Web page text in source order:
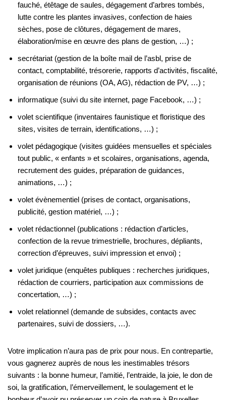
fauché, étêtage de saules, dégagement d’arbres tombés,
lutte contre les plantes invasives, confection de haies
sèches, pose de clôtures, dégagement de mares,
élaboration/mise en œuvre des plans de gestion, …) ;
secrétariat (gestion de la boîte mail de l’asbl, prise de
contact, comptabilité, trésorerie, rapports d’activités, fiscalité,
organisation de réunions (OA, AG), rédaction de PV, …) ;
informatique (suivi du site internet, page Facebook, …) ;
volet scientifique (inventaires faunistique et floristique des
sites, visites de terrain, identifications, …) ;
volet pédagogique (visites guidées mensuelles et spéciales
tout public, « enfants » et scolaires, organisations, agenda,
recrutement des guides, préparation de guidances,
animations, …) ;
volet évènementiel (prises de contact, organisations,
publicité, gestion matériel, …) ;
volet rédactionnel (publications : rédaction d’articles,
confection de la revue trimestrielle, brochures, dépliants,
correction d’épreuves, suivi impression et envoi) ;
volet juridique (enquêtes publiques : recherches juridiques,
rédaction de courriers, participation aux commissions de
concertation, …) ;
volet relationnel (demande de subsides, contacts avec
partenaires, suivi de dossiers, …).
Votre implication n’aura pas de prix pour nous. En contrepartie,
vous gagnerez auprès de nous les inestimables trésors
suivants : la bonne humeur, l’amitié, l’entraide, la joie, le don de
soi, la gratification, l’émerveillement, le soulagement et le